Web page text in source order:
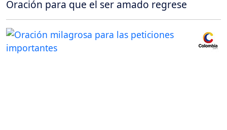
Oración para que el ser amado regrese